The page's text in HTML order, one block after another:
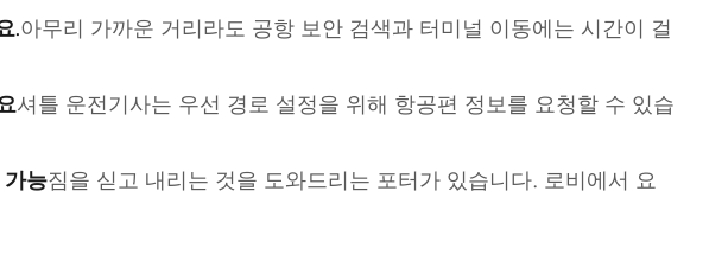
.아무리 가까운 거리라도 공항 보안 검색과 터미널 이동에는 시간이 걸
셔틀 운전기사는 우선 경로 설정을 위해 항공편 정보를 요청할 수 있습
가능짐을 싣고 내리는 것을 도와드리는 포터가 있습니다. 로비에서 요